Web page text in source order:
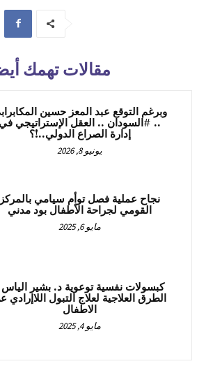
مقالات تهمك
وبرغم التوقع عبد المعز حسين
.. #السودان .. العقل الإستراتيجي في
إدارة الصراع الدولي..!؟
يونيو 8, 2026
نجاح عملية فصل توأم سيامي بالمركز
القومي لجراحة الأطفال بود مدني
مايو 6, 2025
كبسولات نفسية توعوية د. بشير
الطرق العلاجية لعلاج التبول اللاإرادي
الاطفال
مايو 4, 2025